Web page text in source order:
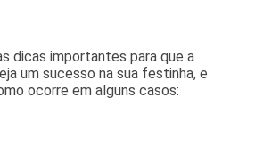
dicas importantes para que a
um sucesso na sua festinha, e
ocorre em alguns casos: